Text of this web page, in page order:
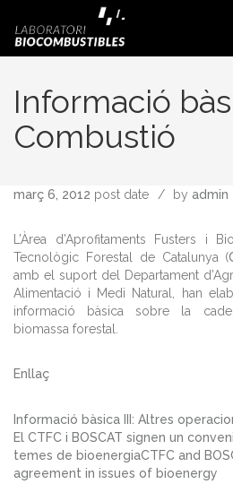
Informació
Combustió
març 6, 2012 post date by admin
L’Àrea d’Aprofitaments Fusters i
Tecnològic Forestal de Catalunya (
amb el suport del Departament
Alimentació i Medi Natural, han
informació bàsica sobre la
biomassa forestal.
Enllaç
Informació bàsica III: Altres
El CTFC i BOSCAT signen un
temes de bioenergiaCTFC and
agreement in issues of bioenergy